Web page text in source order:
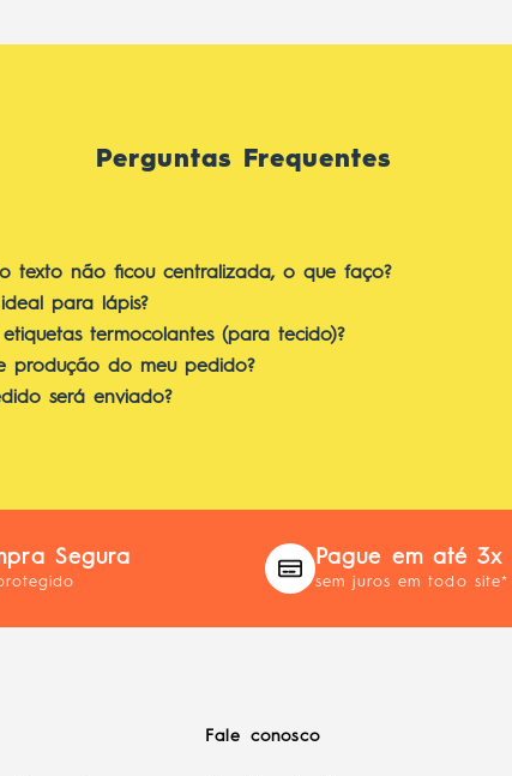
Perguntas Frequentes
texto não ficou centralizada, o que faço?
para lápis?
termocolantes (para tecido)?
produção do meu pedido?
será enviado?
Segura Pague em até 3x
sem juros em todo site*
Fale conosco